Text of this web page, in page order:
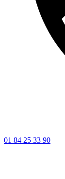
01 84 25 33 90